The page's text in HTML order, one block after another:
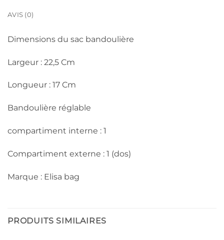
AVIS (0)
Dimensions du sac bandoulière
Largeur : 22,5 Cm
Longueur : 17 Cm
Bandoulière réglable
compartiment interne : 1
Compartiment externe : 1 (dos)
Marque : Elisa bag
PRODUITS SIMILAIRES